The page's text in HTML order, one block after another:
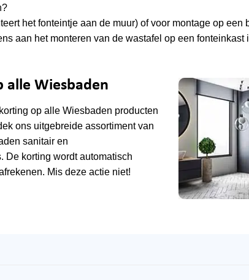
het fonteintje aan de muur) of voor montage op een
aan het monteren van de wastafel op een fonteinkast
alle Wiesbaden
op alleWiesbaden producten
ons uitgebreide assortiment van
sanitair en
De korting wordt automatisch
Mis deze actie niet!